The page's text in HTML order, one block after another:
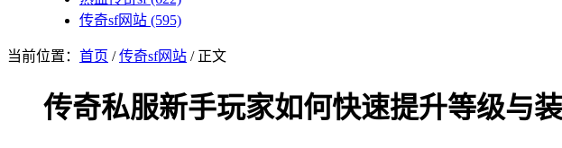
传奇sf网站 (595)
当前位置： 首页 /传奇sf网站 / 正文
传奇私服新手玩家如何快速提升等级与装